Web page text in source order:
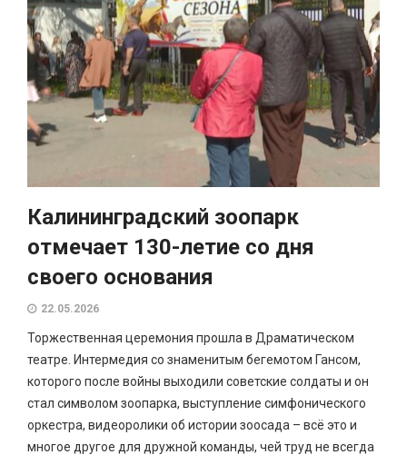
Калининградский зоопарк
отмечает 130-летие со дня
своего основания
22.05.2026
Торжественная церемония прошла в Драматическом
театре. Интермедия со знаменитым бегемотом Гансом,
которого после войны выходили советские солдаты и он
стал символом зоопарка, выступление симфонического
оркестра, видеоролики об истории зоосада – всё это и
многое другое для дружной команды, чей труд не всегда